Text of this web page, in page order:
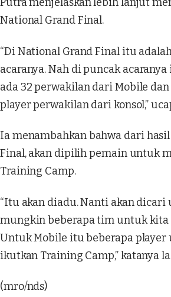
National Grand Final.
“Di National Grand Final itu
acaranya. Nah di puncak
ada 32 perwakilan dari Mobile
player perwakilan dari konsol,”
Ia menambahkan bahwa dari
Final, akan dipilih pemain untuk
Training Camp.
“Itu akan diadu. Nanti akan dicari
mungkin beberapa tim untuk kita
Untuk Mobile itu beberapa player
ikutkan Training Camp,” katanya
(mro/nds)